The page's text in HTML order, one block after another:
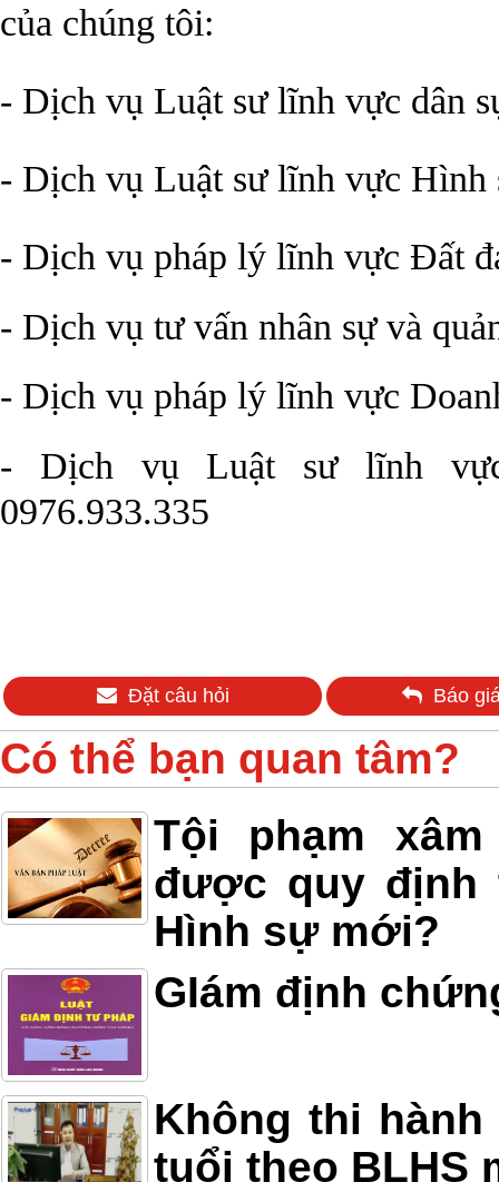
của chúng tôi:
- Dịch vụ Luật sư lĩnh vực dân
- Dịch vụ Luật sư lĩnh vực Hình
- Dịch vụ pháp lý lĩnh vực Đất
- Dịch vụ tư vấn nhân sự và
- Dịch vụ pháp lý lĩnh vực
-
Dịch vụ Luật sư lĩnh
0976.933.335
Đặt câu hỏi Báo
Có thể bạn quan tâm?
Tội phạm
được quy định
Hình sự mới?
GIám định
Không thi
tuổi theo BLHS